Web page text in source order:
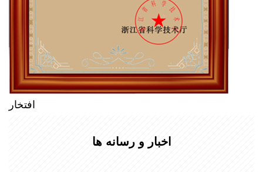
افتخار
اخبار و رسانه ها